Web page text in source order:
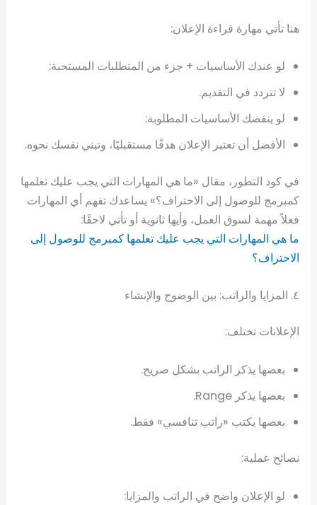
هنا تأتي مهارة قراءة الإعلان:
لو عندك الأساسيات + جزء من المتطلبات المستحبة:
لا تتردد في التقديم.
لو ينقصك الأساسيات المطلوبة:
الأفضل أن تعتبر الإعلان هدفًا مستقبليًا، وتبني نفسك نحوه.
في كود التطور، مقال «ما هي المهارات التي يجب عليك تعلمها
كمبرمج للوصول إلى الاحتراف؟» يساعدك تفهم أي المهارات
فعلاً مهمة لسوق العمل، وأيها ثانوية أو تأتي لاحقًا:
ما هي المهارات التي يجب عليك تعلمها كمبرمج للوصول إلى
الاحتراف؟
٤. المزايا والراتب: بين الوضوح والإنشاء
الإعلانات تختلف:
بعضها يذكر الراتب بشكل صريح.
بعضها يذكر Range.
بعضها يكتب «راتب تنافسي» فقط.
نصائح عملية:
لو الإعلان واضح في الراتب والمزايا: